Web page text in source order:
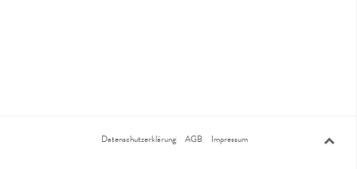
Datenschutzerklärung AGB Impressum